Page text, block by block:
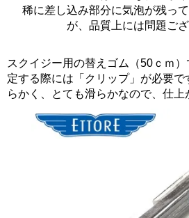
稀に差し込み部分に気泡が残っ
が、品質上には問題ござ
スクイジー用の替えゴム（50ｃｍ
定する際には「クリップ」が必要
らかく、とても滑らかなので、仕上